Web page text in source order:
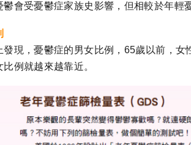
鬱會受憂鬱症家族史影響，但相較於年輕
發現，憂鬱症的男女比例，65歲以前，
比例就越來越靠近。